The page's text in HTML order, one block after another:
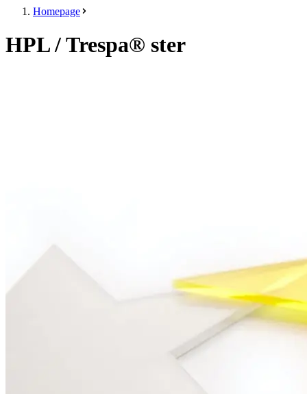
Homepage
HPL / Trespa® ster